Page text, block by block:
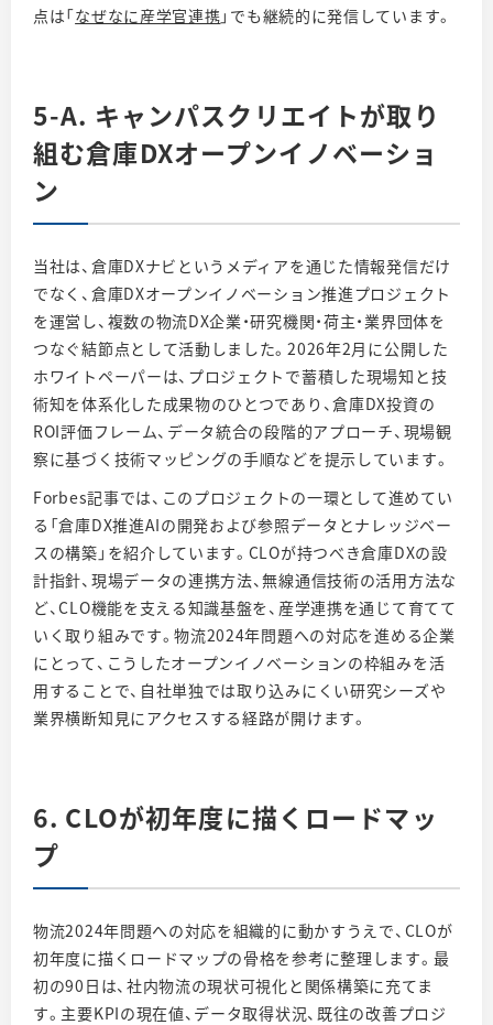
点は「なぜなに産学官連携」でも継続的に発信しています。
5-A. キャンパスクリエイトが取り
組む倉庫DXオープンイノベーショ
ン
当社は、倉庫DXナビというメディアを通じた情報発信だけ
でなく、倉庫DXオープンイノベーション推進プロジェクト
を運営し、複数の物流DX企業・研究機関・荷主・業界団体を
つなぐ結節点として活動しました。2026年2月に公開した
ホワイトペーパーは、プロジェクトで蓄積した現場知と技
術知を体系化した成果物のひとつであり、倉庫DX投資の
ROI評価フレーム、データ統合の段階的アプローチ、現場観
察に基づく技術マッピングの手順などを提示しています。
Forbes記事では、このプロジェクトの一環として進めてい
る「倉庫DX推進AIの開発および参照データとナレッジベー
スの構築」を紹介しています。CLOが持つべき倉庫DXの設
計指針、現場データの連携方法、無線通信技術の活用方法な
ど、CLO機能を支える知識基盤を、産学連携を通じて育てて
いく取り組みです。物流2024年問題への対応を進める企業
にとって、こうしたオープンイノベーションの枠組みを活
用することで、自社単独では取り込みにくい研究シーズや
業界横断知見にアクセスする経路が開けます。
6. CLOが初年度に描くロードマッ
プ
物流2024年問題への対応を組織的に動かすうえで、CLOが
初年度に描くロードマップの骨格を参考に整理します。最
初の90日は、社内物流の現状可視化と関係構築に充てま
す。主要KPIの現在値、データ取得状況、既往の改善プロジ